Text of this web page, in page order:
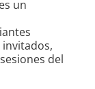
un
del